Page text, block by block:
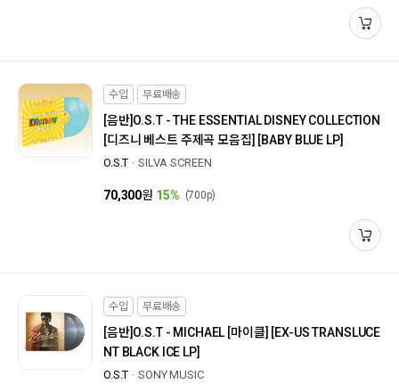
수입 무료배송
[음반]O.S.T - THE ESSENTIAL DISNEY COLLECTION
[디즈니 베스트 주제곡 모음집] [BABY BLUE LP]
O.S.T SILVA SCREEN
70,300원 15% (700p)
수입 무료배송
[음반]O.S.T - MICHAEL [마이클] [EX-US TRANSLUCE
NT BLACK ICE LP]
O.S.T SONY MUSIC